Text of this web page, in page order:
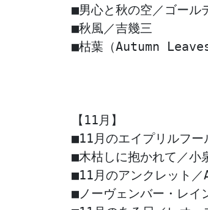
■男心と秋の空／ゴー
■秋風／吉幾三
■枯葉（Autumn
【11月】
■11月のエイプリルフー
■木枯しに抱かれて／小
■11月のアンクレット／
■ノーヴェンバー・レイ